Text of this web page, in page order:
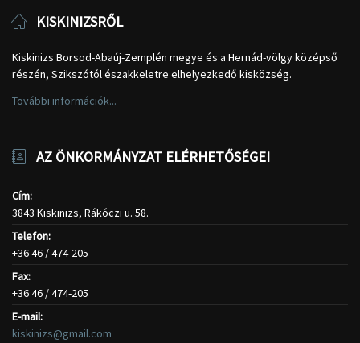
KISKINIZSRŐL
Kiskinizs Borsod-Abaúj-Zemplén megye és a Hernád-völgy középső
részén, Szikszótól északkeletre elhelyezkedő kisközség.
További információk...
AZ ÖNKORMÁNYZAT ELÉRHETŐSÉGEI
Cím:
3843 Kiskinizs, Rákóczi u. 58.
Telefon:
+36 46 / 474-205
Fax:
+36 46 / 474-205
E-mail:
kiskinizs@gmail.com